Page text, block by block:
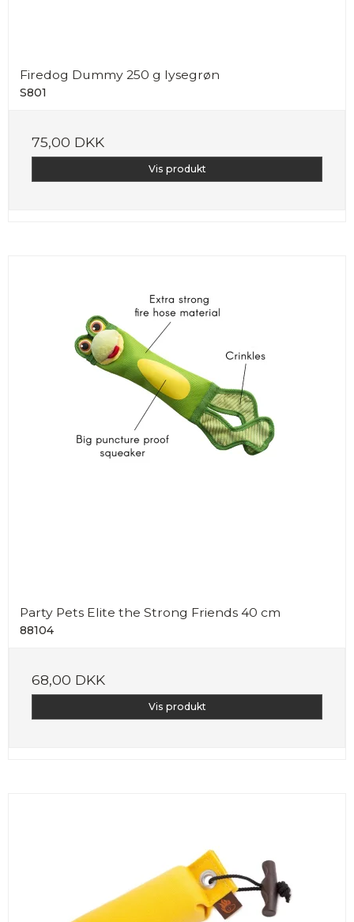
Firedog Dummy 250 g lysegrøn
S801
75,00 DKK
Vis produkt
Party Pets Elite the Strong Friends 40 cm
88104
68,00 DKK
Vis produkt